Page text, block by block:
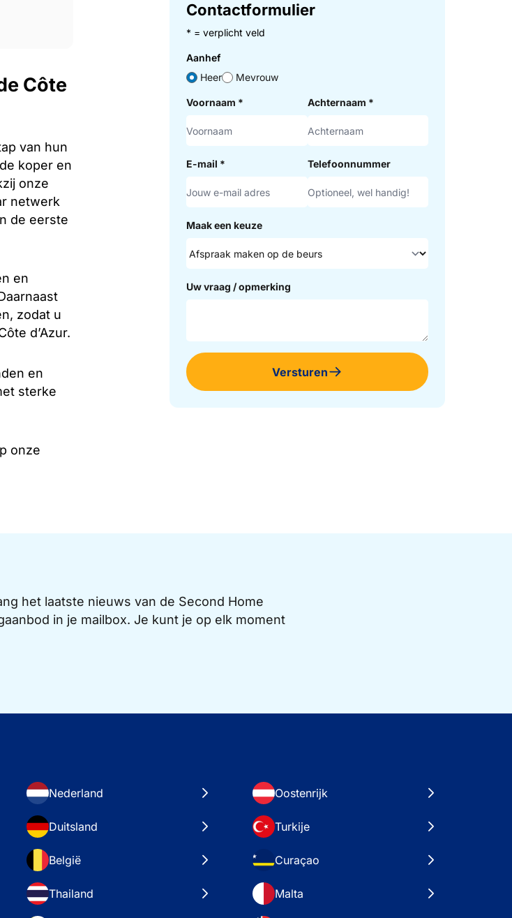
Côte
van hun
koper en
onze
netwerk
de eerste
en
zodat u
d’Azur.
en
sterke
onze
Contactformulier
* = verplicht veld
Aanhef
Heer
Mevrouw
Voornaam * Achternaam *
E-mail * Telefoonnummer
Maak een keuze
Uw vraag / opmerking
Versturen
het laatste nieuws van de Second Home
in je mailbox. Je kunt je op elk moment
Nederland Oostenrijk
Duitsland Turkije
België Curaçao
Thailand Malta